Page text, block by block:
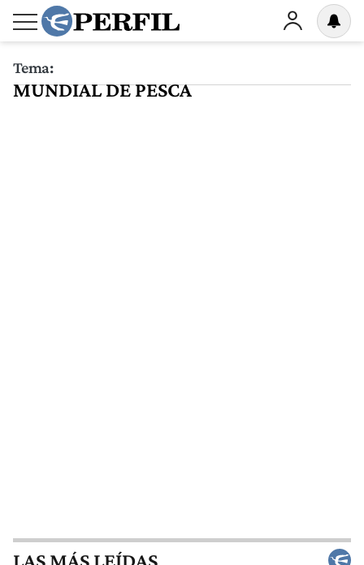
Tema:
MUNDIAL DE PESCA
LAS MÁS LEÍDAS